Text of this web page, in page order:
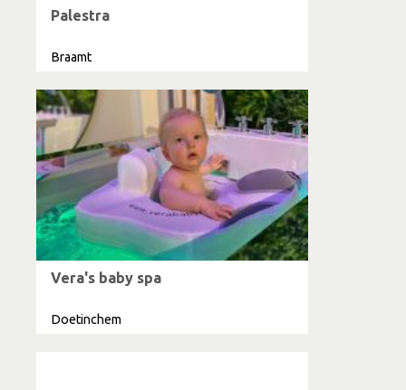
Palestra
Braamt
Vera's baby spa
Doetinchem